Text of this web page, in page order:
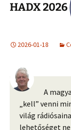
HADX 2026
2026-01-18
A
„kell” venni
világ
lehetőséget